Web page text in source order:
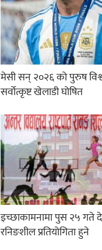
मेसी सन् २०२६ को पुरुष
सर्वोत्कृष्ट खेलाडी घोषित
इच्छाकामनामा पुस २५ गते
रनिङशील प्रतियोगिता हुने